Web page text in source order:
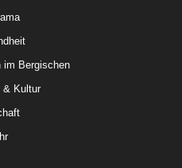
im Bergischen
& Kultur